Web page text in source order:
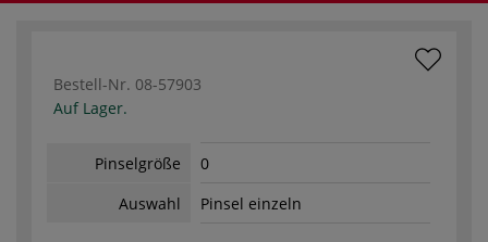
Bestell-Nr. 08-57903
Auf Lager.
Pinselgröße
0
Auswahl
Pinsel einzeln